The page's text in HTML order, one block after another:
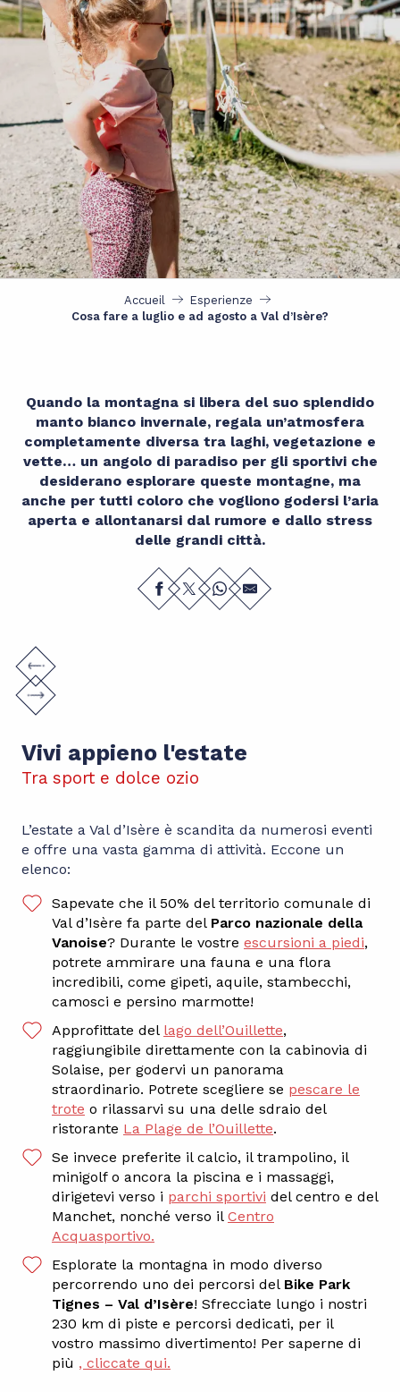
Accueil
Esperienze
Cosa fare a luglio e ad agosto a Val d’Isère?
Quando la montagna si libera del suo splendido
manto bianco invernale, regala un’atmosfera
completamente diversa tra laghi, vegetazione e
vette… un angolo di paradiso per gli sportivi che
desiderano esplorare queste montagne, ma
anche per tutti coloro che vogliono godersi l’aria
aperta e allontanarsi dal rumore e dallo stress
delle grandi città.
Vivi appieno l'estate
Tra sport e dolce ozio
L’estate a Val d’Isère è scandita da numerosi eventi
e offre una vasta gamma di attività. Eccone un
elenco:
Sapevate che il 50% del territorio comunale di
Val d’Isère fa parte del Parco nazionale della
Vanoise? Durante le vostre escursioni a piedi,
potrete ammirare una fauna e una flora
incredibili, come gipeti, aquile, stambecchi,
camosci e persino marmotte!
Approfittate del lago dell’Ouillette,
raggiungibile direttamente con la cabinovia di
Solaise, per godervi un panorama
straordinario. Potrete scegliere se pescare le
trote o rilassarvi su una delle sdraio del
ristorante La Plage de l’Ouillette.
Se invece preferite il calcio, il trampolino, il
minigolf o ancora la piscina e i massaggi,
dirigetevi verso i parchi sportivi del centro e del
Manchet, nonché verso il Centro
Acquasportivo.
Esplorate la montagna in modo diverso
percorrendo uno dei percorsi del Bike Park
Tignes – Val d’Isère! Sfrecciate lungo i nostri
230 km di piste e percorsi dedicati, per il
vostro massimo divertimento! Per saperne di
più , cliccate qui.